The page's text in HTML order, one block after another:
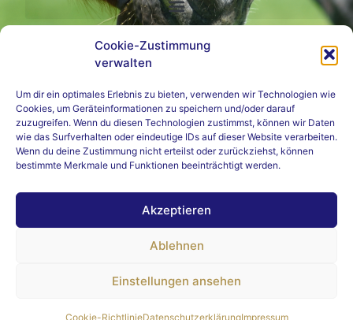
Cookie-Zustimmung
verwalten
Um dir ein optimales Erlebnis zu bieten, verwenden wir Technologien wie
Cookies, um Geräteinformationen zu speichern und/oder darauf
zuzugreifen. Wenn du diesen Technologien zustimmst, können wir Daten
wie das Surfverhalten oder eindeutige IDs auf dieser Website verarbeiten.
Wenn du deine Zustimmung nicht erteilst oder zurückziehst, können
bestimmte Merkmale und Funktionen beeinträchtigt werden.
Akzeptieren
Ablehnen
Einstellungen ansehen
Cookie-RichtlinieDatenschutzerklärungImpressum
Rechtliches
Design byAMT-Solutions